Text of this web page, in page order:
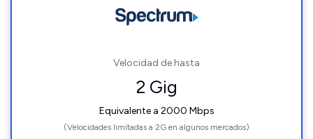
Velocidad de hasta
2 Gig
Equivalente a 2000 Mbps
(Velocidades limitadas a 2G en algunos mercados)